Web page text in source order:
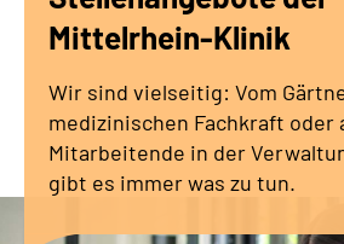
Karriere
Zuweisende &
Mittelrhein-Klinik
Wir sind vielseitig: Vom
medizinischen Fachkraft oder
Mitarbeitende in der
gibt es immer was zu tun.